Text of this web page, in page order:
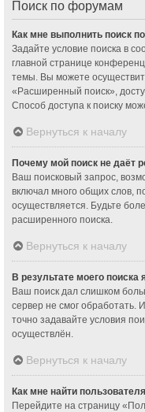
Поиск по форумам
Как мне выполнить поиск
Задайте условие поиска в
главной странице
темы. Вы можете
«Расширенный поиск»,
Способ доступа к поиску
Вернуться к началу
Почему мой поиск не даёт
Ваш поисковый запрос,
включал много общих слов,
осуществляется. Будьте
расширенного поиска.
Вернуться к началу
В результате моего поиска
Ваш поиск дал слишком
сервер не смог обработать.
точно задавайте условия
осуществлён.
Вернуться к началу
Как мне найти
Перейдите на страницу